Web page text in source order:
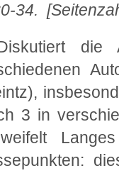
34.
die
3 in